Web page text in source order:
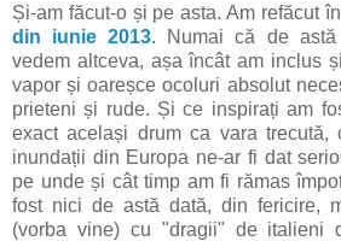
Și-am făcut-o și pe asta. Am refăcut
din iunie 2013. Numai că de
vedem altceva, așa încât am inclus
vapor și oareșce ocoluri absolut
prieteni și rude. Și ce inspirați am
exact același drum ca vara trecută,
inundații din Europa ne-ar fi dat
pe unde și cât timp am fi rămas
fost nici de astă dată, din fericire,
(vorba vine) cu "dragii" de italieni